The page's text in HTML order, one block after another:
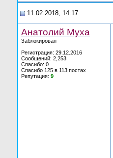
11.02.2018, 14:17
Анатолий Муха
Заблокирован
Регистрация: 29.12.2016
Сообщений: 2,253
Спасибо: 0
Спасибо 125 в 113 постах
Репутация: 9